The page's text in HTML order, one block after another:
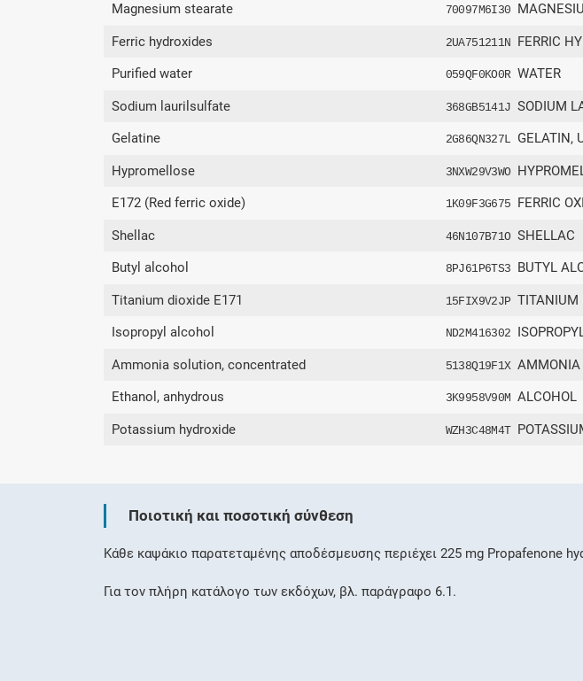
Magnesium stearate 70097M6I30
Ferric hydroxides 2UA751211N FERRIC
Purified water 059QF0KO0R WATER
Sodium laurilsulfate 368GB5141J SODIUM
Gelatine 2G86QN327L GELATIN,
Hypromellose 3NXW29V3WO
E172 (Red ferric oxide) 1K09F3G675 FERRIC
Shellac 46N107B71O SHELLAC
Butyl alcohol 8PJ61P6TS3 BUTYL
Titanium dioxide E171 15FIX9V2JP TITANIUM
Isopropyl alcohol ND2M416302
Ammonia solution, concentrated 5138Q19F1X AMMONIA
Ethanol, anhydrous 3K9958V90M ALCOHOL
Potassium hydroxide WZH3C48M4T
Ποιοτική και ποσοτική σύνθεση
Κάθε καψάκιο παρατεταμένης αποδέσμευσης περιέχει 225 mg Propafenone
Για τον πλήρη κατάλογο των εκδόχων, βλ. παράγραφο 6.1.